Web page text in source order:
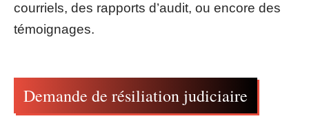
courriels, des rapports d’audit, ou encore des
témoignages.
Demande de résiliation judiciaire